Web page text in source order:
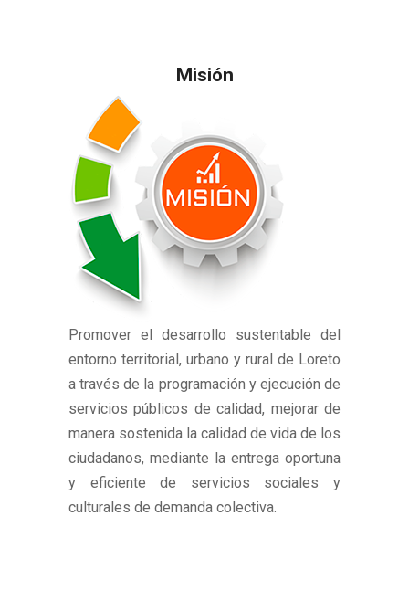
Misión
Promover el desarrollo sustentable del
entorno territorial, urbano y rural de Loreto
a través de la programación y ejecución de
servicios públicos de calidad, mejorar de
manera sostenida la calidad de vida de los
ciudadanos, mediante la entrega oportuna
y eficiente de servicios sociales y
culturales de demanda colectiva.